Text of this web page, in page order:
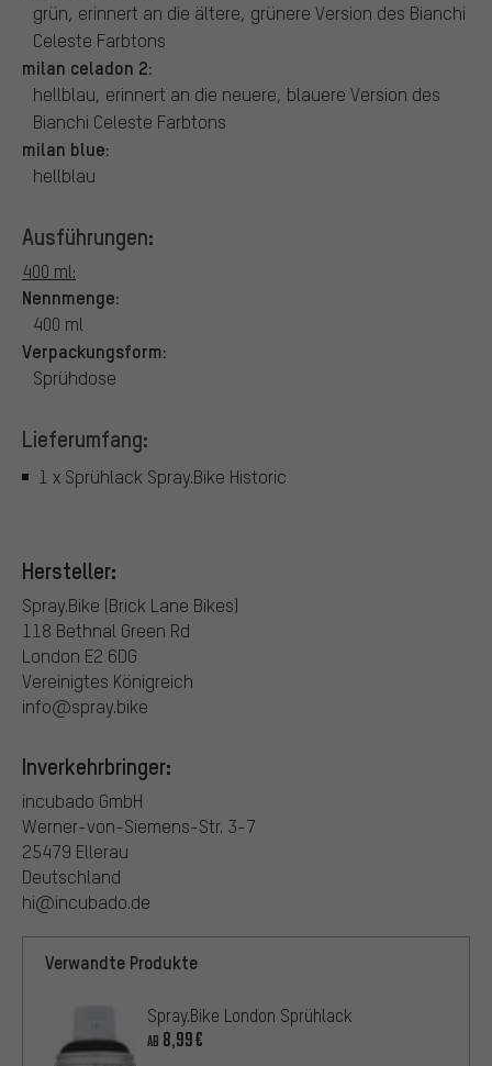
grün, erinnert an die ältere, grünere Version des Bianchi
Celeste Farbtons
milan celadon 2:
hellblau, erinnert an die neuere, blauere Version des
Bianchi Celeste Farbtons
milan blue:
hellblau
Ausführungen:
400 ml:
Nennmenge:
400 ml
Verpackungsform:
Sprühdose
Lieferumfang:
1 x Sprühlack Spray.Bike Historic
Hersteller:
Spray.Bike (Brick Lane Bikes)
118 Bethnal Green Rd
London E2 6DG
Vereinigtes Königreich
info@spray.bike
Inverkehrbringer:
incubado GmbH
Werner-von-Siemens-Str. 3-7
25479 Ellerau
Deutschland
hi@incubado.de
Verwandte Produkte
Spray.Bike London Sprühlack
AB 8,99€